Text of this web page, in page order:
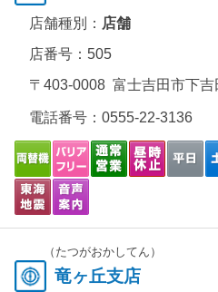
店舗種別： 店舗
店番号：505
〒403-0008 富士吉田市下吉
電話番号： 0555-22-3136
（たつがおかしてん）
竜ヶ丘支店